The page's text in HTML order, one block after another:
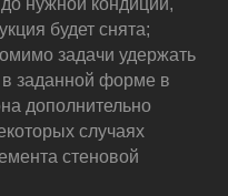
будет снята;
задачи удержать
заданной форме в
дополнительно
случаях
стеновой